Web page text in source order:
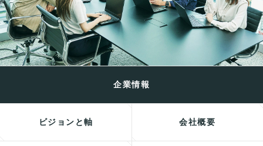
企業情報
ビジョンと軸 会社概要